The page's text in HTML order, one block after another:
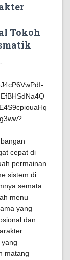
Tokoh
cepat di
permainan
sistem di
semata.
menu
yang
dan
matang